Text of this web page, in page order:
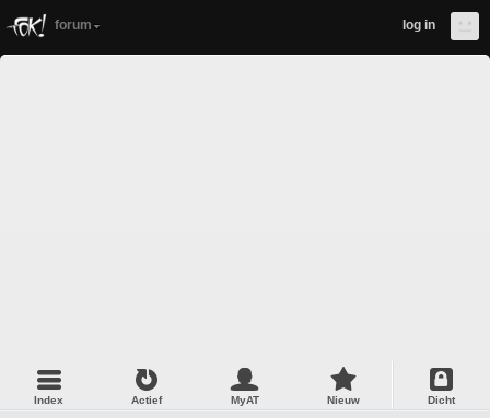
forum log in
Index Actief MyAT Nieuw Dicht